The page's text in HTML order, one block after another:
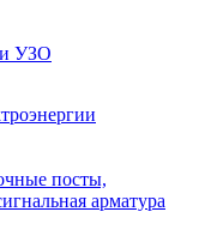
УЗО
посты,
арматура